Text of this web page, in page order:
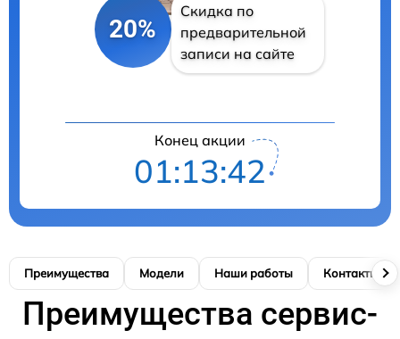
20%
Скидка по
предварительной
записи на сайте
Конец акции
01:13:41
Преимущества Модели Наши работы Контакты
Преимущества сервис-